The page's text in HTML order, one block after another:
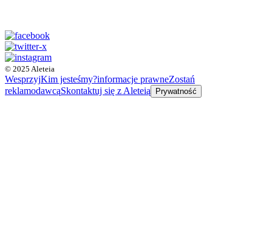
© 2025 Aleteia
WesprzyjKim jesteśmy?informacje prawneZostań
reklamodawcąSkontaktuj się z Aleteią Prywatność